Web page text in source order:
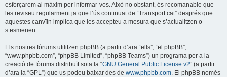
esforçarem al màxim per informar-vos. Això no obstant, és recomanable que
les reviseu regularment ja que l’ús continuat de “Transport.cat” després que
aquestes canvïin implica que les accepteu a mesura que s’actualitzen o
s’esmenen.
Els nostres fòrums utilitzen phpBB (a partir d’ara “ells”, “el phpBB”,
“www.phpbb.com”, “phpBB Limited”, “phpBB Teams”) un programa per a la
creació de fòrums distribuït sota la “GNU General Public License v2” (a partir
d’ara la “GPL”) que us podeu baixar des de www.phpbb.com . El phpBB només